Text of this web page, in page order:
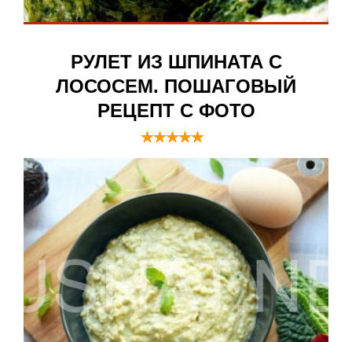
РУЛЕТ ИЗ ШПИНАТА С
ЛОСОСЕМ. ПОШАГОВЫЙ
РЕЦЕПТ С ФОТО